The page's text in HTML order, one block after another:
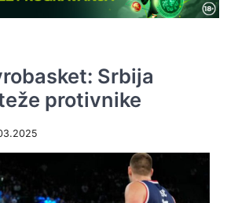
Srbija
protivnike